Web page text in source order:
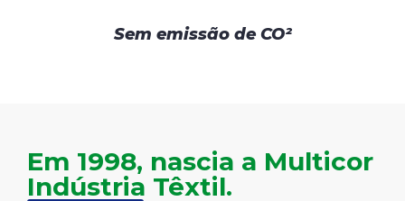
Sem emissão de CO²
Em 1998, nascia a Multicor
Indústria Têxtil.